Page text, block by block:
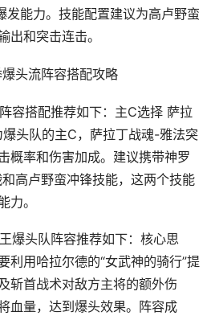
发能力。技能配置建议为高卢野蛮
出和突击连击。
头流阵容搭配攻略
容搭配推荐如下：主C选择 萨拉
头队的主C，萨拉丁战魂-雅法突
概率和伤害加成。建议携带神罗
高卢野蛮冲锋技能，这两个技能
力。
爆头队阵容推荐如下：核心思
利用哈拉尔德的“女武神的骑行”提
斩首战术对敌方主将的额外伤
血量，达到爆头效果。阵容成